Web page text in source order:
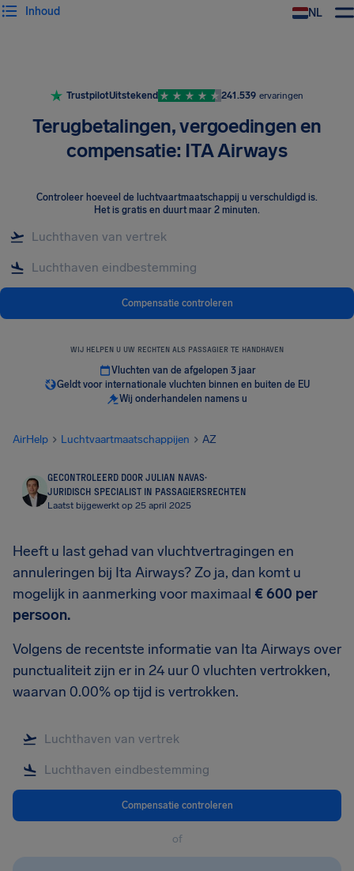
NL
Inhoud
TrustpilotUitstekend 241.539 ervaringen
Terugbetalingen, vergoedingen en
compensatie: ITA Airways
Controleer hoeveel de luchtvaartmaatschappij u verschuldigd is.
Het is gratis en duurt maar 2 minuten.
Compensatie controleren
WIJ HELPEN U UW RECHTEN ALS PASSAGIER TE HANDHAVEN
Vluchten van de afgelopen 3 jaar
Geldt voor internationale vluchten binnen en buiten de EU
Wij onderhandelen namens u
AirHelp Luchtvaartmaatschappijen AZ
GECONTROLEERD DOOR JULIAN NAVAS·
JURIDISCH SPECIALIST IN PASSAGIERSRECHTEN
Laatst bijgewerkt op 25 april 2025
Heeft u last gehad van vluchtvertragingen en
annuleringen bij Ita Airways? Zo ja, dan komt u
mogelijk in aanmerking voor maximaal € 600 per
persoon.
Volgens de recentste informatie van Ita Airways over
punctualiteit zijn er in 24 uur 0 vluchten vertrokken,
waarvan 0.00% op tijd is vertrokken.
Compensatie controleren
of